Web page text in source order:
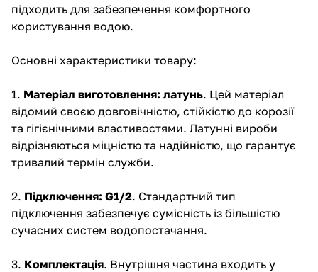
підходить для забезпечення комфортного
користування водою.
Основні характеристики товару:
1. Матеріал виготовлення: латунь. Цей матеріал
відомий своєю довговічністю, стійкістю до корозії
та гігієнічними властивостями. Латунні вироби
відрізняються міцністю та надійністю, що гарантує
тривалий термін служби.
2. Підключення: G1/2. Стандартний тип
підключення забезпечує сумісність із більшістю
сучасних систем водопостачання.
3. Комплектація. Внутрішня частина входить у